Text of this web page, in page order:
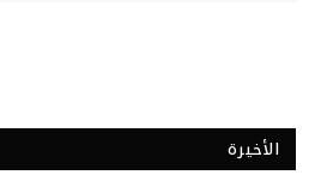
الأخيرة